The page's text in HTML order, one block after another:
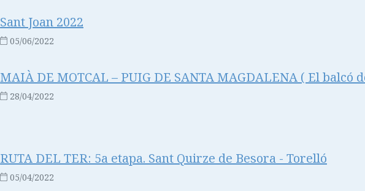
Sant Joan 2022
05/06/2022
MAIÀ DE MOTCAL – PUIG DE SANTA MAGDALENA ( El balcó
28/04/2022
RUTA DEL TER: 5a etapa. Sant Quirze de Besora - Torelló
05/04/2022